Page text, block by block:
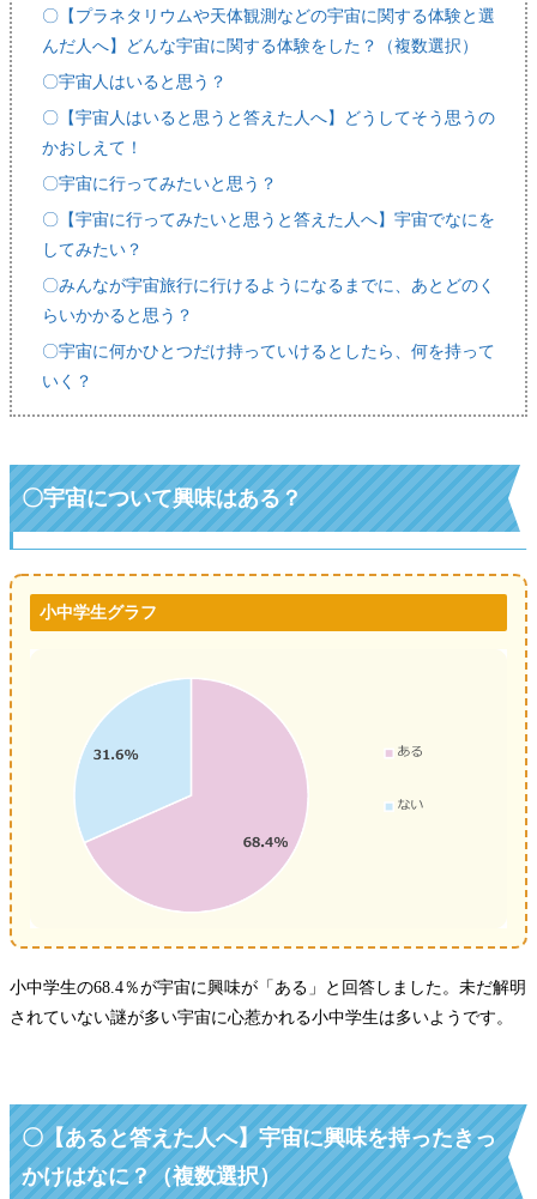
〇【プラネタリウムや天体観測などの宇宙に関する体験と選
んだ人へ】どんな宇宙に関する体験をした？（複数選択）
〇宇宙人はいると思う？
〇【宇宙人はいると思うと答えた人へ】どうしてそう思うの
かおしえて！
〇宇宙に行ってみたいと思う？
〇【宇宙に行ってみたいと思うと答えた人へ】宇宙でなにを
してみたい？
〇みんなが宇宙旅行に行けるようになるまでに、あとどのく
らいかかると思う？
〇宇宙に何かひとつだけ持っていけるとしたら、何を持って
いく？
〇宇宙について興味はある？
小中学生グラフ
小中学生の68.4％が宇宙に興味が「ある」と回答しました。未だ解明
されていない謎が多い宇宙に心惹かれる小中学生は多いようです。
〇【あると答えた人へ】宇宙に興味を持ったきっ
かけはなに？（複数選択）